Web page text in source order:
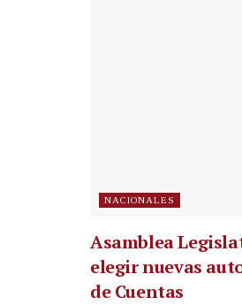
NACIONALES
Asamblea
elegir nuevas
de Cuentas